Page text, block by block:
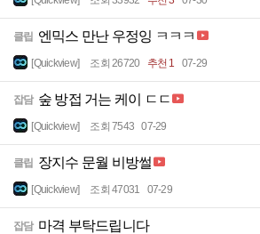
클립 엔믹스 만난 우정잉 ㅋㅋㅋ
[Quickview] 조회 26720 추천 1 07-29
잡담 숲 방접 거는 케이 ㄷㄷ
[Quickview] 조회 7543 07-29
클립 장지수 문월 비방썰
[Quickview] 조회 47031 07-29
잡담 마격 부탁드립니다